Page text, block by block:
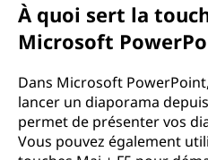
À quoi sert la
Microsoft
Dans Microsoft
lancer un diaporama
permet de présenter vos
Vous pouvez également